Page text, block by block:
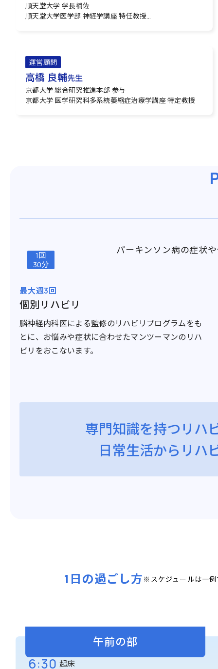
順天堂大学 学長補佐
順天堂大学医学部 神経学講座 特任教授
ンター長
運営顧問
高橋 良輔先生
京都大学 総合研究推進本部 参与
京都大学 医学研究科多系統萎縮症治療学講座 特定教授
パーキンソン病の症状
1回
30分
最大週3回
個別リハビリ
脳神経内科医による監修のリハビリプログラムをも
とに、お悩みや症状に合わせたマンツーマンのリハ
ビリをおこないます。
専門知識を持つ リハ
日常生活からリハ
1日の過ごし方 ※スケジュールは一
午前の部
6:30 起床